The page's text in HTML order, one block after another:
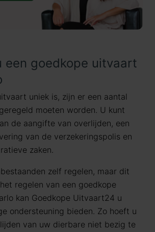
een goedkope uitvaart
uniek is, zijn er een aantal
moeten worden. U kunt
de aangifte van overlijden, een
van de verzekeringspolis en
zaken.
zelf regelen, maar dit
regelen van een goedkope
kan Goedkope Uitvaart24 u
ondersteuning bieden. Zo hoeft u
van uw dierbare niet bezig te